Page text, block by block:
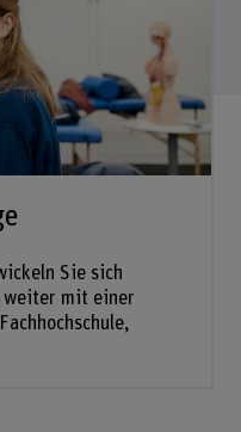
Sie sich
weiter mit einer